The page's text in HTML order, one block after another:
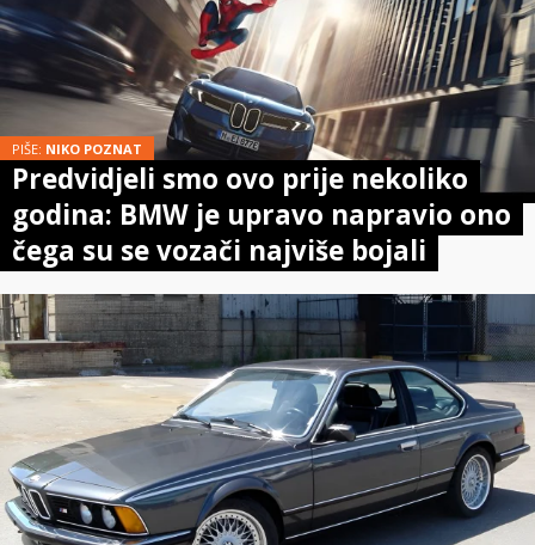
PIŠE: NIKO POZNAT
Predvidjeli smo ovo prije nekoliko
godina: BMW je upravo napravio ono
čega su se vozači najviše bojali